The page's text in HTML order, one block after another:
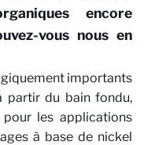
encore
vous nous en
importants
partir du bain fondu,
les applications
à base de nickel